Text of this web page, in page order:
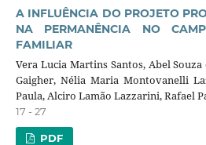
A INFLUÊNCIA DO PROJETO
NA PERMANÊNCIA NO
FAMILIAR
Vera Lucia Martins Santos, Abel
Gaigher, Nélia Maria Montovanelli
Paula, Alciro Lamão Lazzarini, Rafael
17 - 27
PDF